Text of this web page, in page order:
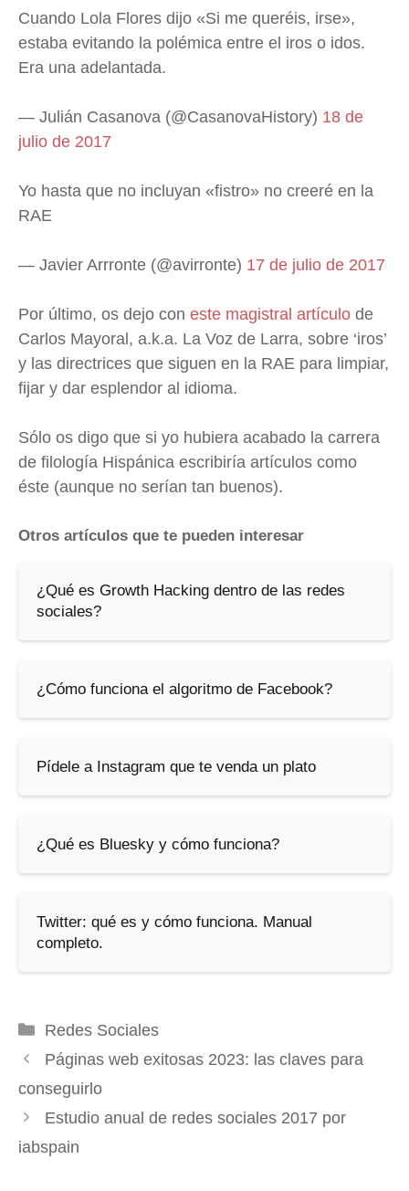
Cuando Lola Flores dijo «Si me queréis, irse»,
estaba evitando la polémica entre el iros o idos.
Era una adelantada.
— Julián Casanova (@CasanovaHistory) 18 de
julio de 2017
Yo hasta que no incluyan «fistro» no creeré en la
RAE
— Javier Arrronte (@avirronte) 17 de julio de 2017
Por último, os dejo con este magistral artículo de
Carlos Mayoral, a.k.a. La Voz de Larra, sobre ‘iros’
y las directrices que siguen en la RAE para limpiar,
fijar y dar esplendor al idioma.
Sólo os digo que si yo hubiera acabado la carrera
de filología Hispánica escribiría artículos como
éste (aunque no serían tan buenos).
Otros artículos que te pueden interesar
¿Qué es Growth Hacking dentro de las redes
sociales?
¿Cómo funciona el algoritmo de Facebook?
Pídele a Instagram que te venda un plato
¿Qué es Bluesky y cómo funciona?
Twitter: qué es y cómo funciona. Manual
completo.
Categorías
Redes Sociales
Páginas web exitosas 2023: las claves para
conseguirlo
Estudio anual de redes sociales 2017 por
iabspain